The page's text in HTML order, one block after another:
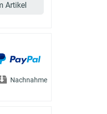
Artikel
Nachnahme